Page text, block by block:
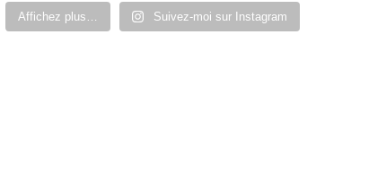
Affichez plus… Suivez-moi sur Instagram